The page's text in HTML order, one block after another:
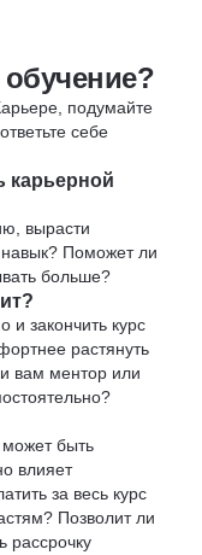
подумайте
себе
карьерной
вырасти
Поможет ли
больше?
и закончить курс
растянуть
вам ментор или
может быть
влияет
за весь курс
Позволит ли
рассрочку